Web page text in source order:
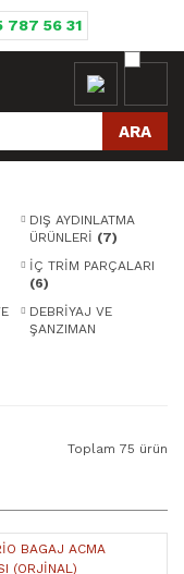
787 56 31
ARA
DIŞ AYDINLATMA
ÜRÜNLERİ (7)
İÇ TRİM PARÇALARI
(6)
DEBRİYAJ VE
ŞANZIMAN
Toplam 75 ürün